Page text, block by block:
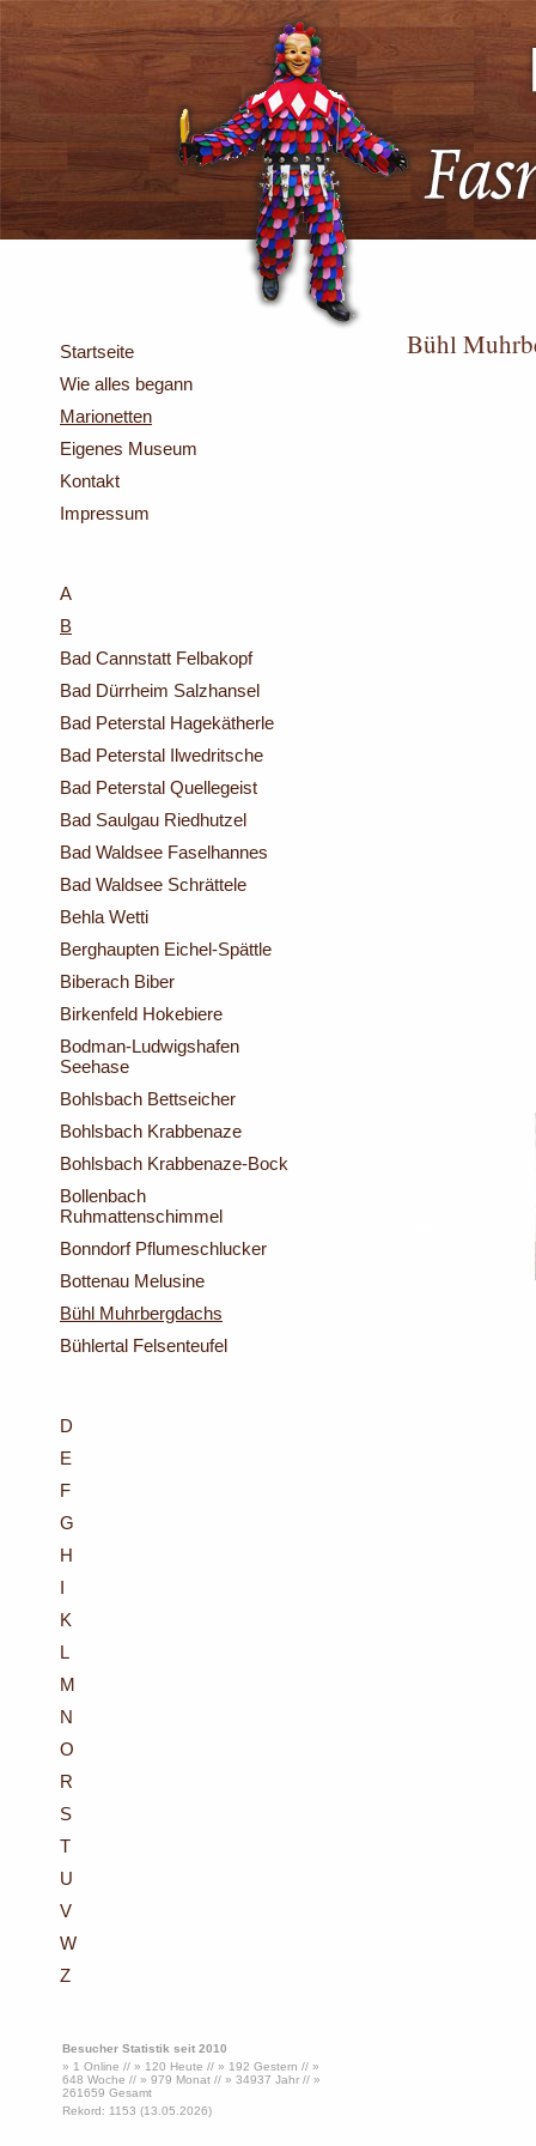
Startseite
Wie alles begann
Marionetten
Eigenes Museum
Kontakt
Impressum
A
B
Bad Cannstatt Felbakopf
Bad Dürrheim Salzhansel
Bad Peterstal Hagekätherle
Bad Peterstal Ilwedritsche
Bad Peterstal Quellegeist
Bad Saulgau Riedhutzel
Bad Waldsee Faselhannes
Bad Waldsee Schrättele
Behla Wetti
Berghaupten Eichel-Spättle
Biberach Biber
Birkenfeld Hokebiere
Bodman-Ludwigshafen
Seehase
Bohlsbach Bettseicher
Bohlsbach Krabbenaze
Bohlsbach Krabbenaze-Bock
Bollenbach
Ruhmattenschimmel
Bonndorf Pflumeschlucker
Bottenau Melusine
Bühl Muhrbergdachs
Bühlertal Felsenteufel
D
E
F
G
H
I
K
L
M
N
O
R
S
T
U
V
W
Z
Besucher Statistik seit 2010
» 1 Online // » 120 Heute // » 192 Gestern // »
648 Woche // » 979 Monat // » 34937 Jahr // »
261659 Gesamt
Rekord: 1153 (13.05.2026)
Bühl